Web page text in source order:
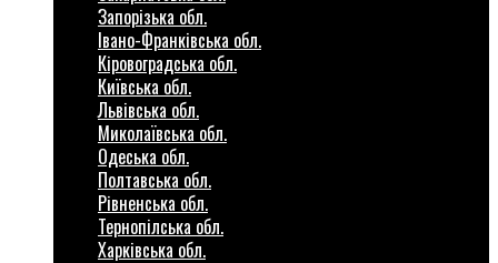
Запорізька обл.
Івано-Франківська обл.
Кіровоградська обл.
Київська обл.
Львівська обл.
Миколаївська обл.
Одеська обл.
Полтавська обл.
Рівненська обл.
Тернопілська обл.
Харківська обл.